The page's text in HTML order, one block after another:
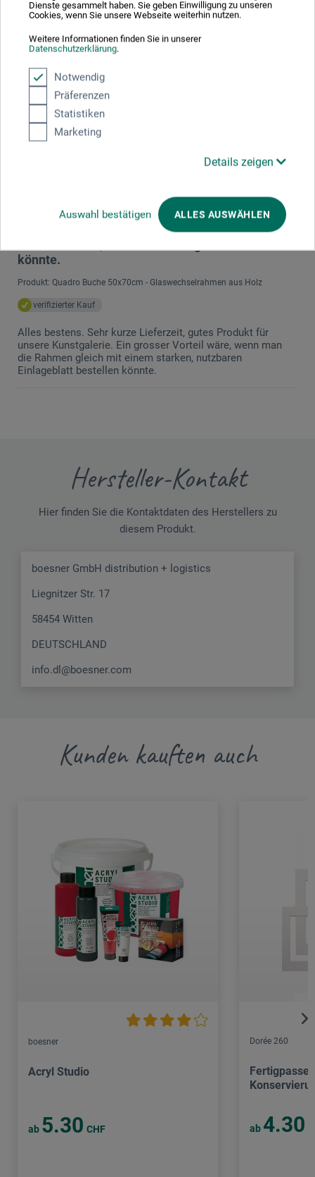
Dienste gesammelt haben. Sie geben Einwilligung zu unseren
Cookies, wenn Sie unsere Webseite weiterhin nutzen.
Weitere Informationen finden Sie in unserer
Datenschutzerklärung.
Notwendig
Präferenzen
Statistiken
Marketing
Details zeigen
Auswahl bestätigen ALLES AUSWÄHLEN
1 Sterne
Produkt bewerten
Sagen Sie Ihre Meinung zu diesem Produkt
JETZT PRODUKT BEWERTEN
Alles bestens. Sehr kurze Lieferzeit, gutes
Produkt für unsere Kunstgalerie. Ein grosser
Vorteil wäre, wenn man die Rahmen gleich mit
könnte.
Produkt: Quadro Buche 50x70cm - Glaswechselrahmen aus Holz
verifizierter Kauf
Alles bestens. Sehr kurze Lieferzeit, gutes Produkt für
unsere Kunstgalerie. Ein grosser Vorteil wäre, wenn man
die Rahmen gleich mit einem starken, nutzbaren
Einlageblatt bestellen könnte.
Hersteller-Kontakt
Hier finden Sie die Kontaktdaten des Herstellers zu
diesem Produkt.
boesner GmbH distribution + logistics
Liegnitzer Str. 17
58454 Witten
DEUTSCHLAND
info.dl@boesner.com
Kunden kauften auch
boesner
Acryl Studio
ab 5.30 CHF
Dorée 260
ab 4.30